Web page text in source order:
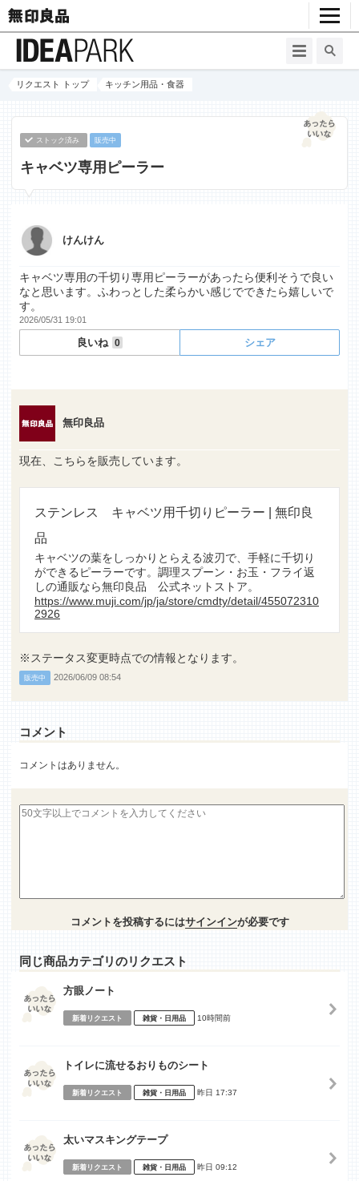
リクエスト トップ キッチン用品・食器
ストック済み 販売中
キャベツ専用ピーラー
けんけん
キャベツ専用の千切り専用ピーラーがあったら便利そうで良い
なと思います。ふわっとした柔らかい感じでできたら嬉しいで
す。
2026/05/31 19:01
良いね 0 シェア
無印良品
現在、こちらを販売しています。
ステンレス キャベツ用千切りピーラー | 無印良
品
キャベツの葉をしっかりとらえる波刃で、手軽に千切り
ができるピーラーです。調理スプーン・お玉・フライ返
しの通販なら無印良品 公式ネットストア。
https://www.muji.com/jp/ja/store/cmdty/detail/455072310
2926
※ステータス変更時点での情報となります。
販売中 2026/06/09 08:54
コメント
コメントはありません。
コメントを投稿するにはサインインが必要です
同じ商品カテゴリのリクエスト
方眼ノート
新着リクエスト 雑貨・日用品 10時間前
トイレに流せるおりものシート
新着リクエスト 雑貨・日用品 昨日 17:37
太いマスキングテープ
新着リクエスト 雑貨・日用品 昨日 09:12